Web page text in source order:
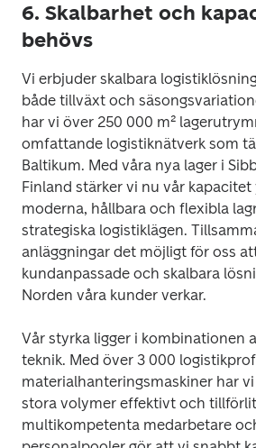
6. Skalbarhet och
behövs
Vi erbjuder skalbara
både tillväxt och
har vi över 250 000 m²
omfattande logistiknätverk som
Baltikum. Med våra nya lager i
Finland stärker vi nu vår
moderna, hållbara och flexibla
strategiska logistiklägen.
anläggningar det möjligt för oss
kundanpassade och skalbara
Norden våra kunder verkar.
Vår styrka ligger i kombinationen
teknik. Med över 3 000
materialhanteringsmaskiner har
stora volymer effektivt och
multikompetenta medarbetare